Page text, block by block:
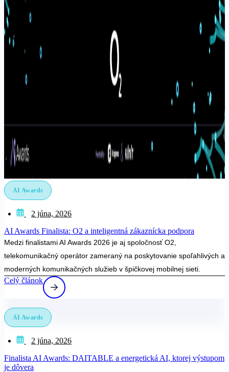
AI Awards
2 júna, 2026
AI Awards Finalista: O2 a inteligentná zákaznícka podpora
Medzi finalistami AI Awards 2026 je aj spoločnosť O2,
telekomunikačný operátor zameraný na poskytovanie spoľahlivých a
moderných komunikačných služieb v špičkovej mobilnej sieti.
Celý článok
AI Awards
2 júna, 2026
Finalista AI Awards: DAITABLE a energetická AI, ktorej výstupom
je dôvera